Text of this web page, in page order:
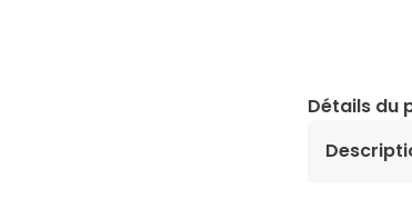
Détails du